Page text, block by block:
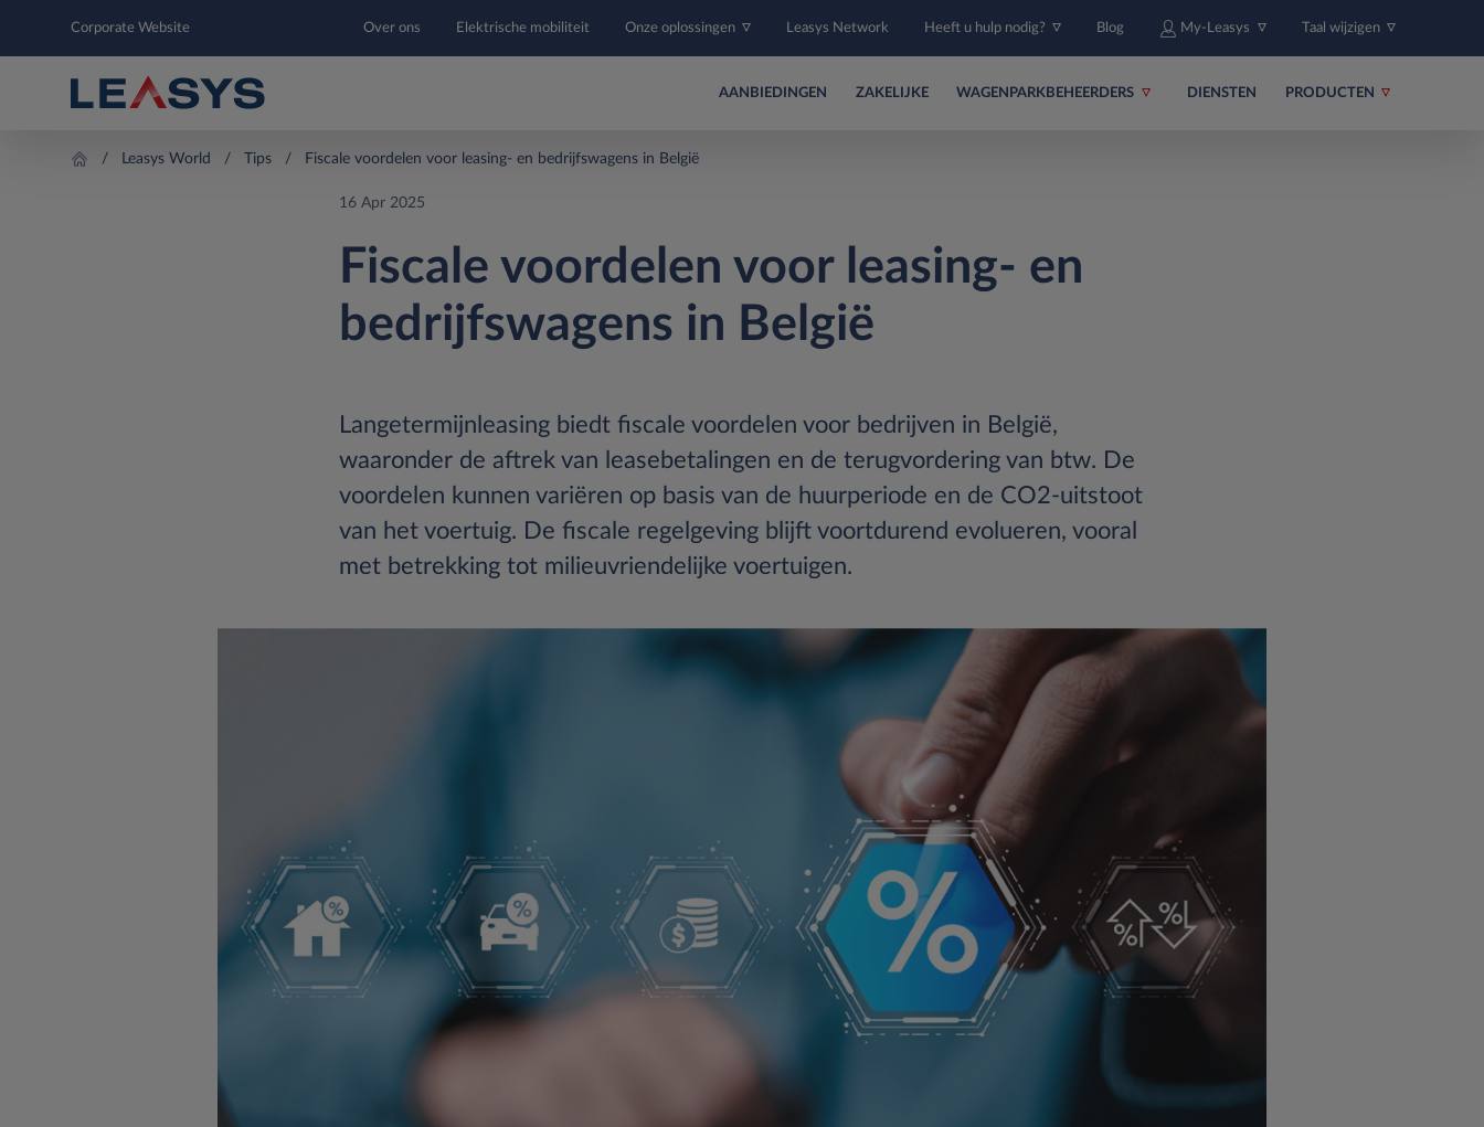
Corporate Website Over ons Elektrische mobiliteit Onze oplossingen Leasys Network Heeft u hulp nodig? Blog My-Leasys Taal wijzigen
AANBIEDINGEN ZAKELIJKE WAGENPARKBEHEERDERS DIENSTEN PRODUCTEN
Leasys World Tips Fiscale voordelen voor leasing- en bedrijfswagens in België
16 Apr 2025
Fiscale voordelen voor leasing- en
bedrijfswagens in België
Langetermijnleasing biedt fiscale voordelen voor bedrijven in België,
waaronder de aftrek van leasebetalingen en de terugvordering van btw. De
voordelen kunnen variëren op basis van de huurperiode en de CO2-uitstoot
van het voertuig. De fiscale regelgeving blijft voortdurend evolueren, vooral
met betrekking tot milieuvriendelijke voertuigen.